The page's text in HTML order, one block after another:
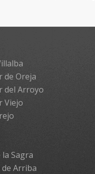
de Oreja
del Arroyo
Viejo
la Sagra
Arriba